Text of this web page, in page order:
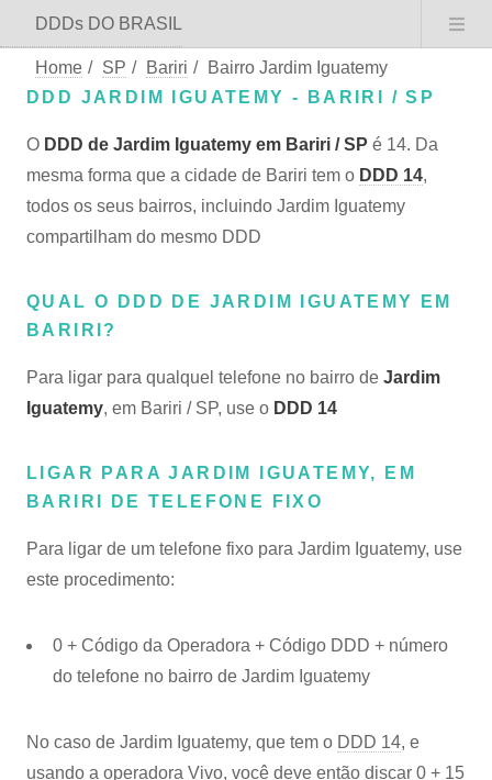
DDDs DO BRASIL
Home / SP / Bariri /
Bairro Jardim Iguatemy
DDD JARDIM IGUATEMY - BARIRI / SP
O DDD de Jardim Iguatemy em Bariri / SP é 14. Da
mesma forma que a cidade de Bariri tem o DDD 14,
todos os seus bairros, incluindo Jardim Iguatemy
compartilham do mesmo DDD
QUAL O DDD DE JARDIM IGUATEMY EM
BARIRI?
Para ligar para qualquel telefone no bairro de Jardim
Iguatemy, em Bariri / SP, use o DDD 14
LIGAR PARA JARDIM IGUATEMY, EM
BARIRI DE TELEFONE FIXO
Para ligar de um telefone fixo para Jardim Iguatemy, use
este procedimento:
0 + Código da Operadora + Código DDD + número
do telefone no bairro de Jardim Iguatemy
No caso de Jardim Iguatemy, que tem o DDD 14, e
usando a operadora Vivo, você deve então discar 0 + 15